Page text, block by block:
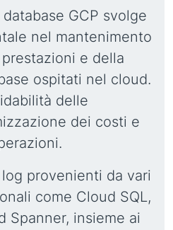
GCP svolge
nel mantenimento
e della
ospitati nel cloud.
delle
dei costi e
provenienti da vari
come Cloud SQL,
Spanner, insieme ai